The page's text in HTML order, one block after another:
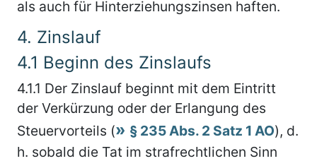
als auch für Hinterziehungszinsen haften.
4. Zinslauf
4.1 Beginn des Zinslaufs
4.1.1 Der Zinslauf beginnt mit dem Eintritt
der Verkürzung oder der Erlangung des
Steuervorteils (
§ 235 Abs. 2 Satz 1 AO), d.
h. sobald die Tat im strafrechtlichen Sinn